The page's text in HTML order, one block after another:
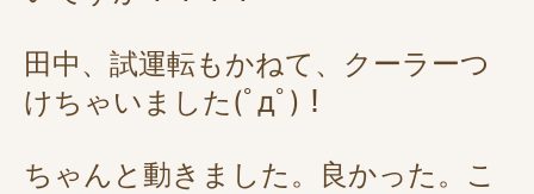
田中、試運転もかねて、クーラーつ
けちゃいました(ﾟдﾟ)！
ちゃんと動きました。良かった。こ